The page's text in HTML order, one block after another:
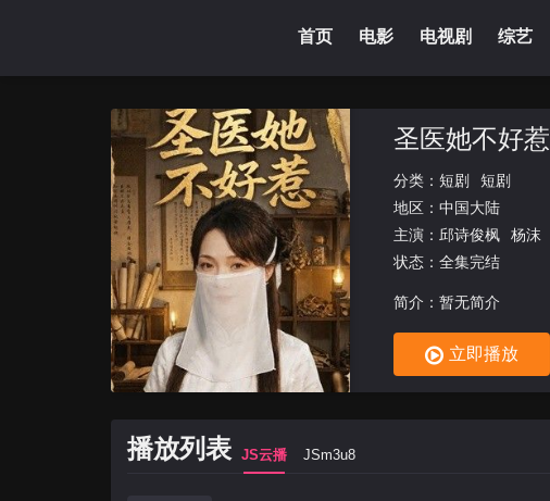
首页 电影 电视剧 综艺
圣医她不好惹
分类： 短剧
短剧
地区： 中国大陆
主演： 邱诗俊枫
杨沫
状态：全集完结
简介：暂无简介
立即播放
播放列表 JS云播 JSm3u8